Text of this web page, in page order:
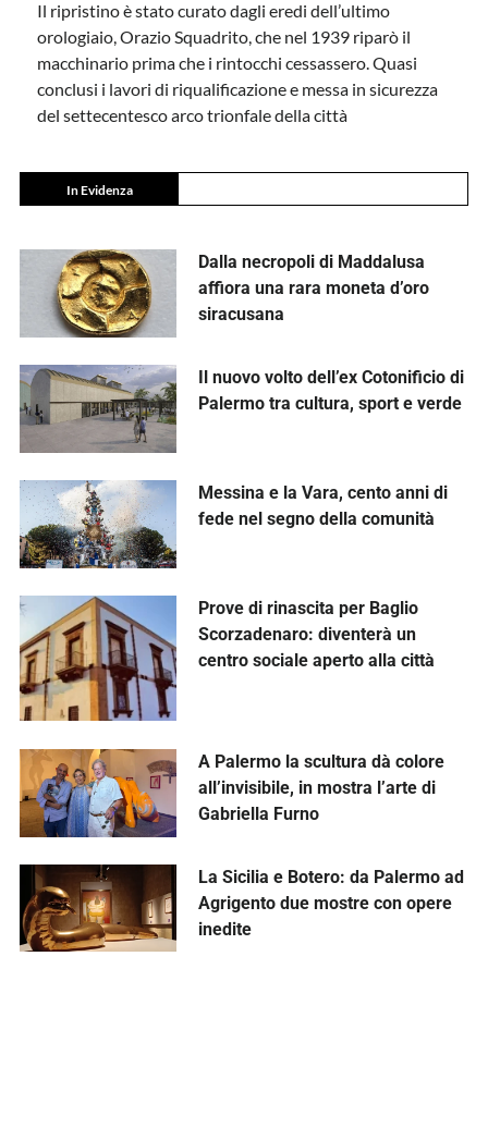
Il ripristino è stato curato dagli eredi dell’ultimo
orologiaio, Orazio Squadrito, che nel 1939 riparò il
macchinario prima che i rintocchi cessassero. Quasi
conclusi i lavori di riqualificazione e messa in sicurezza
del settecentesco arco trionfale della città
In Evidenza
Dalla necropoli di Maddalusa
affiora una rara moneta d’oro
siracusana
Il nuovo volto dell’ex Cotonificio di
Palermo tra cultura, sport e verde
Messina e la Vara, cento anni di
fede nel segno della comunità
Prove di rinascita per Baglio
Scorzadenaro: diventerà un
centro sociale aperto alla città
A Palermo la scultura dà colore
all’invisibile, in mostra l’arte di
Gabriella Furno
La Sicilia e Botero: da Palermo ad
Agrigento due mostre con opere
inedite